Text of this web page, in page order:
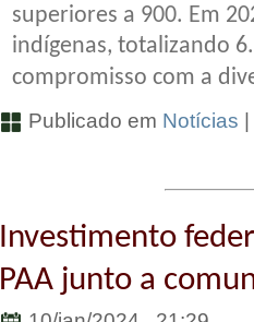
superiores a 900. Em
indígenas, totalizando
compromisso com a
Publicado em Notícias
Investimento
PAA junto a